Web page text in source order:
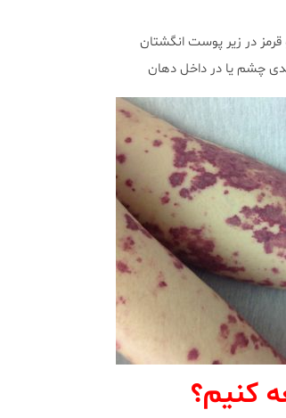
در زیر پوست انگشتان
چشم یا در داخل دهان
کنیم؟